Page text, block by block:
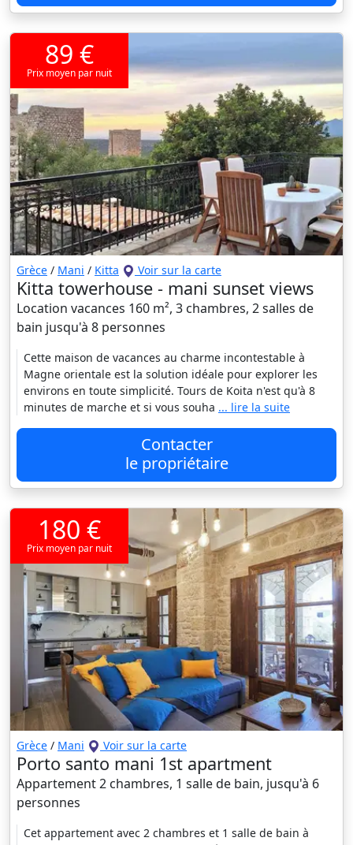
89 €
Prix moyen par nuit
Grèce / Mani / Kitta Voir sur la carte
Kitta towerhouse - mani sunset views
Location vacances 160 m², 3 chambres, 2 salles de
bain jusqu'à 8 personnes
Cette maison de vacances au charme incontestable à
Magne orientale est la solution idéale pour explorer les
environs en toute simplicité. Tours de Koita n'est qu'à 8
minutes de marche et si vous souha ... lire la suite
Contacter
le propriétaire
180 €
Prix moyen par nuit
Grèce / Mani Voir sur la carte
Porto santo mani 1st apartment
Appartement 2 chambres, 1 salle de bain, jusqu'à 6
personnes
Cet appartement avec 2 chambres et 1 salle de bain à